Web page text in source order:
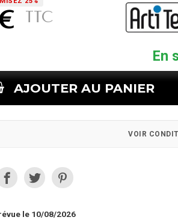
TTC
En
AJOUTER AU PANIER
VOIR
le 10/08/2026